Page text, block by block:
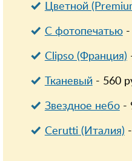
Цветной
С фотопечатью-
Clipso (Франция)
Тканевый- 560
Звездное небо-
Cerutti (Италия) -